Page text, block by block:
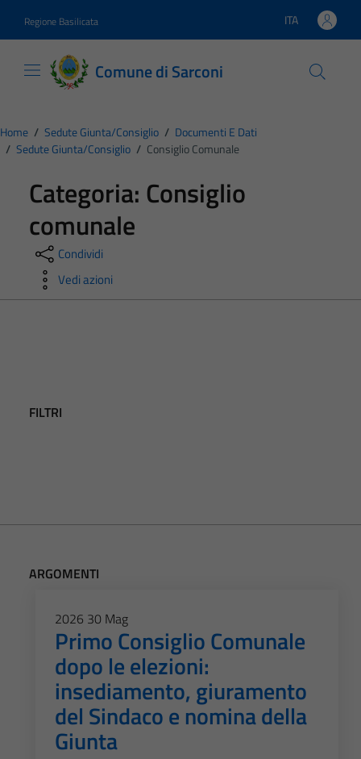
Regione Basilicata Lingua attiva:
ITA
Comune di Sarconi
Home / Sedute Giunta/consiglio / Documenti E Dati
/ Sedute Giunta/consiglio / Consiglio Comunale
Categoria: Consiglio
comunale
Condividi
Vedi azioni
FILTRI
ARGOMENTI
2026 30 Mag
Primo Consiglio Comunale
dopo le elezioni:
insediamento, giuramento
del Sindaco e nomina della
Giunta